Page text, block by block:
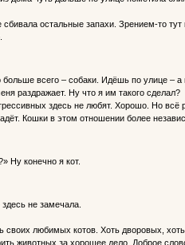
остальные запахи. Зрением-то тут
всего – собаки. Идёшь по улице –
раздражает. Ну что я им такого сделал?
здесь не любят. Хорошо. Но
Кошки в этом отношении более
Ну конечно я кот.
не замечала.
своих любимых котов. Хоть дворовых,
животных за хорошее дело. Доброе